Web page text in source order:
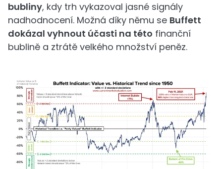
bubliny, kdy trh vykazoval jasné signály
nadhodnocení. Možná díky němu se Buffett
dokázal vyhnout účasti na této finanční
bublině a ztrátě velkého množství peněz.